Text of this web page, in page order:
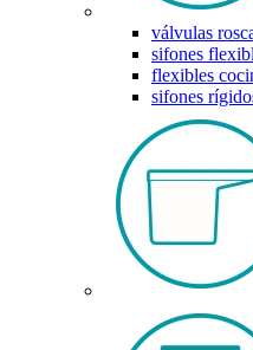
válvulas
sifones
flexibles
sifones